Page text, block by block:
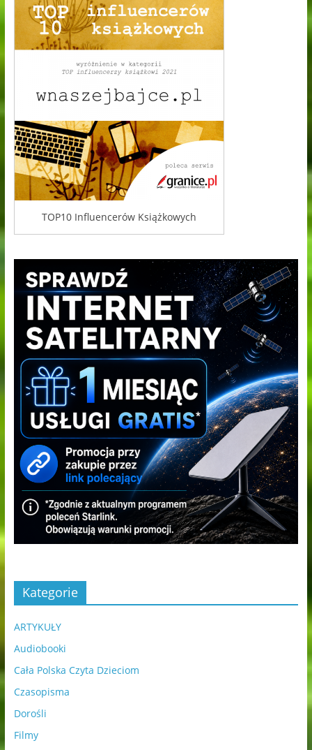
TOP10 Influencerów Książkowych
Kategorie
ARTYKUŁY
Audiobooki
Cała Polska Czyta Dzieciom
Czasopisma
Dorośli
Filmy